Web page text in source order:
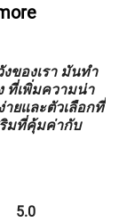
ฟเนออน LED
ราชื่นชมความ
ให้กระบวนการ
นทางการค้า
5.0